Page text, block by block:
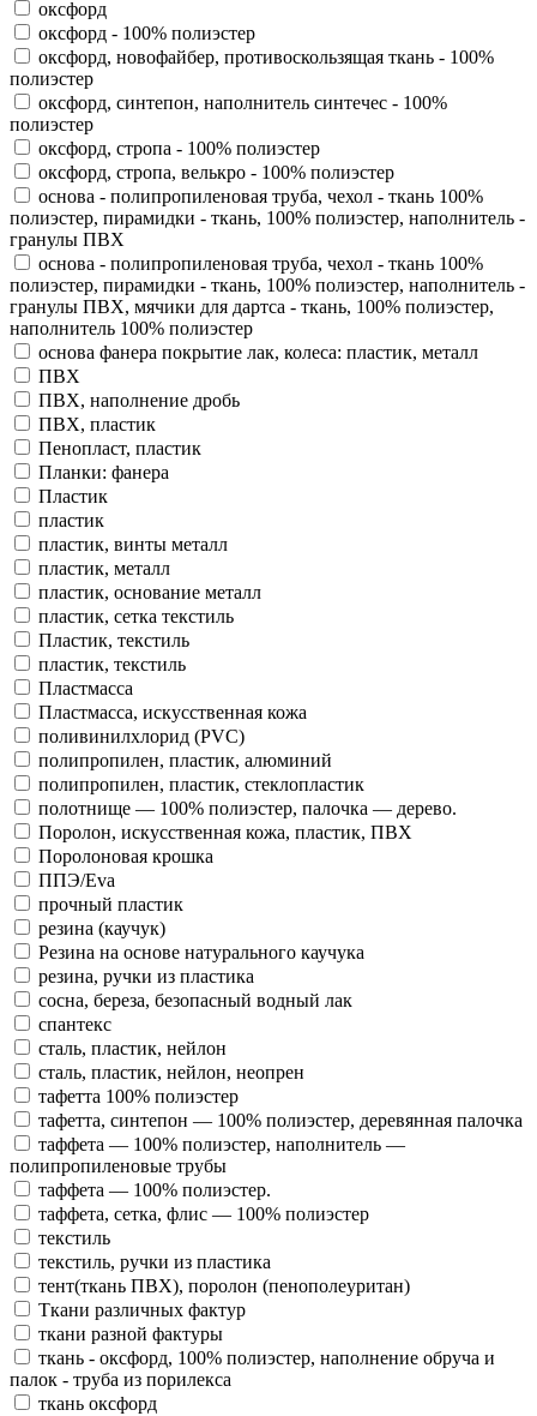
оксфорд
оксфорд - 100% полиэстер
оксфорд, новофайбер, противоскользящая ткань - 100%
полиэстер
оксфорд, синтепон, наполнитель синтечес - 100%
полиэстер
оксфорд, стропа - 100% полиэстер
оксфорд, стропа, велькро - 100% полиэстер
основа - полипропиленовая труба, чехол - ткань 100%
полиэстер, пирамидки - ткань, 100% полиэстер, наполнитель -
гранулы ПВХ
основа - полипропиленовая труба, чехол - ткань 100%
полиэстер, пирамидки - ткань, 100% полиэстер, наполнитель -
гранулы ПВХ, мячики для дартса - ткань, 100% полиэстер,
наполнитель 100% полиэстер
основа фанера покрытие лак, колеса: пластик, металл
ПВХ
ПВХ, наполнение дробь
ПВХ, пластик
Пенопласт, пластик
Планки: фанера
Пластик
пластик
пластик, винты металл
пластик, металл
пластик, основание металл
пластик, сетка текстиль
Пластик, текстиль
пластик, текстиль
Пластмасса
Пластмасса, искусственная кожа
поливинилхлорид (PVC)
полипропилен, пластик, алюминий
полипропилен, пластик, стеклопластик
полотнище — 100% полиэстер, палочка — дерево.
Поролон, искусственная кожа, пластик, ПВХ
Поролоновая крошка
ППЭ/Eva
прочный пластик
резина (каучук)
Резина на основе натурального каучука
резина, ручки из пластика
сосна, береза, безопасный водный лак
спантекс
сталь, пластик, нейлон
сталь, пластик, нейлон, неопрен
тафетта 100% полиэстер
тафетта, синтепон — 100% полиэстер, деревянная палочка
таффета — 100% полиэстер, наполнитель —
полипропиленовые трубы
таффета — 100% полиэстер.
таффета, сетка, флис — 100% полиэстер
текстиль
текстиль, ручки из пластика
тент(ткань ПВХ), поролон (пенополеуритан)
Ткани различных фактур
ткани разной фактуры
ткань - оксфорд, 100% полиэстер, наполнение обруча и
палок - труба из порилекса
ткань оксфорд